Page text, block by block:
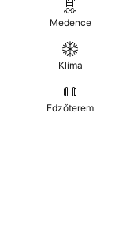
Medence
Klíma
Edzőterem